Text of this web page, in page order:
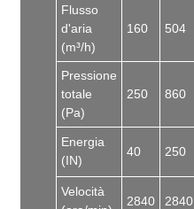
Flusso
d'aria
(m³/h)
160 504
Pressione
totale
(Pa)
250 860
Energia
(IN)
40 250
Velocità
2840 2840